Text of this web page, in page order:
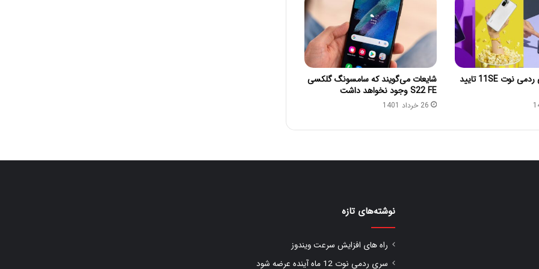
قیمت شیائومی ردمی نوت 11SE تایید
شایعات می‌گویند که سامسونگ گلکسی
S22 FE وجود نخواهد داشت
26 خرداد 1401
نوشته‌های تازه
راه های افزایش سرعت ویندوز
سری ردمی نوت 12 ماه آینده عرضه شود